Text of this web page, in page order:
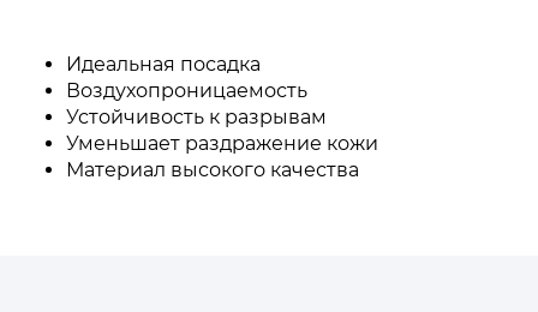
Идеальная посадка
Воздухопроницаемость
Устойчивость к разрывам
Уменьшает раздражение кожи
Материал высокого качества